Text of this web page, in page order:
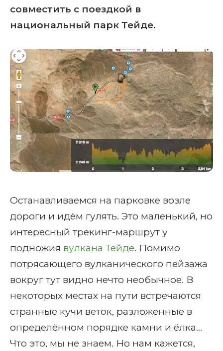
совместить с поездкой в
национальный парк Тейде.
Останавливаемся на парковке возле
дороги и идём гулять. Это маленький, но
интересный трекинг-маршрут у
подножия вулкана Тейде. Помимо
потрясающего вулканического пейзажа
вокруг тут видно нечто необычное. В
некоторых местах на пути встречаются
странные кучи веток, разложенные в
определённом порядке камни и ёлка…
Что это, мы не знаем. Но нам кажется,